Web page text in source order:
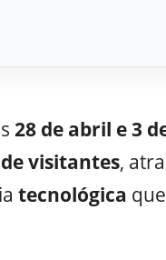
28 de abril e 3
visitantes,
tecnológica